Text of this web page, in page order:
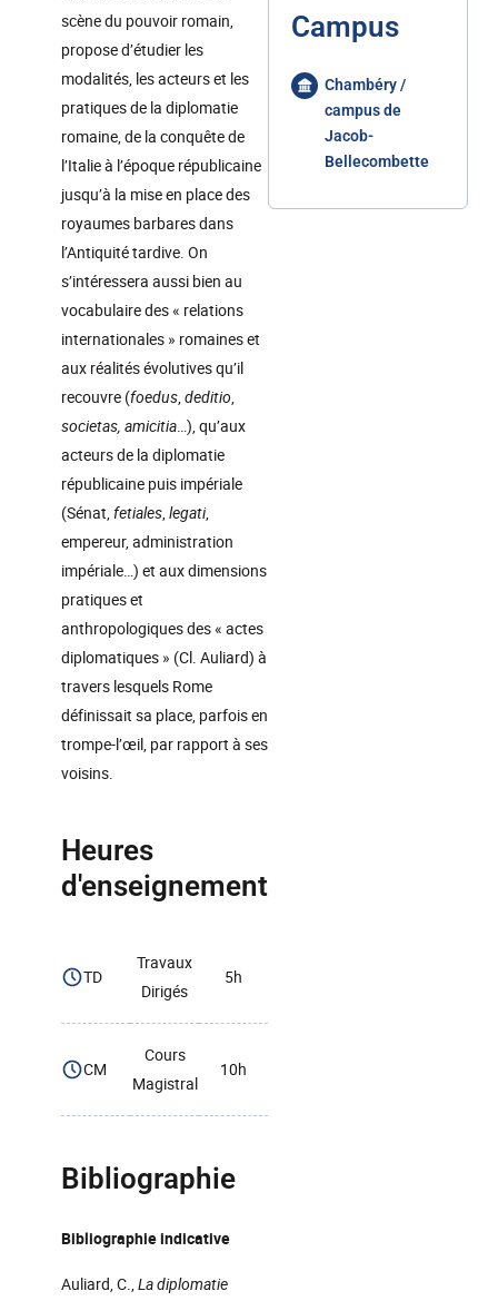
scène du pouvoir romain,
propose d’étudier les
modalités, les acteurs et les
pratiques de la diplomatie
romaine, de la conquête de
l’Italie à l’époque républicaine
jusqu’à la mise en place des
royaumes barbares dans
l’Antiquité tardive. On
s’intéressera aussi bien au
vocabulaire des « relations
internationales » romaines et
aux réalités évolutives qu’il
recouvre (foedus,deditio,
societas, amicitia…), qu’aux
acteurs de la diplomatie
républicaine puis impériale
(Sénat,fetiales,legati,
empereur, administration
impériale…) et aux dimensions
pratiques et
anthropologiques des « actes
diplomatiques » (Cl. Auliard) à
travers lesquels Rome
définissait sa place, parfois en
trompe-l’œil, par rapport à ses
voisins.
Heures
d'enseignement
TD
Travaux
Dirigés
5h
CM
Cours
Magistral
10h
Bibliographie
Bibliographie indicative
Auliard, C.,La diplomatie
Campus
Chambéry /
campus de
Jacob-
Bellecombette